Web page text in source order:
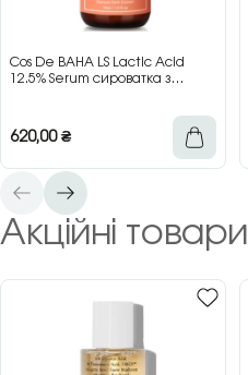
Cos De BAHA LS Lactic Acid
12.5% Serum сироватка з
620,00₴
Акційні товари